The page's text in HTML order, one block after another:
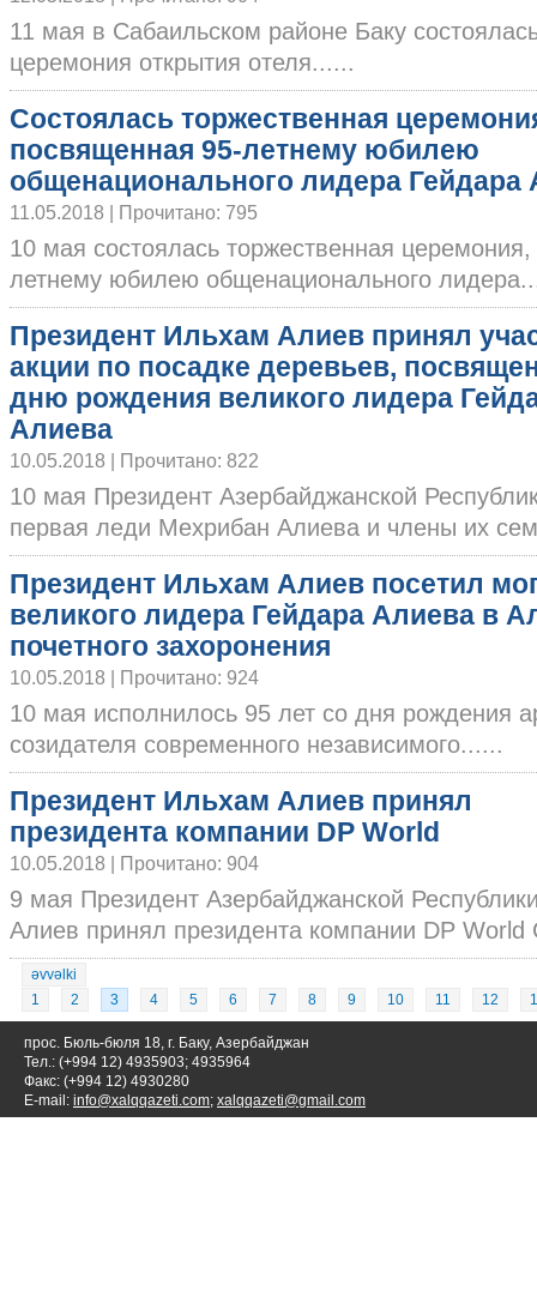
11 мая в Сабаильском районе Баку
церемония открытия отеля......
Состоялась торжественная
посвященная 95-летнему юбилею
общенационального лидера Гейдара
11.05.2018 | Прочитано: 795
10 мая состоялась торжественная
летнему юбилею общенационального
Президент Ильхам Алиев принял
акции по посадке деревьев,
дню рождения великого лидера
Алиева
10.05.2018 | Прочитано: 822
10 мая Президент Азербайджанской
первая леди Мехрибан Алиева и члены их
Президент Ильхам Алиев посетил
великого лидера Гейдара Алиева в
почетного захоронения
10.05.2018 | Прочитано: 924
10 мая исполнилось 95 лет со дня рождения
созидателя современного независимого......
Президент Ильхам Алиев принял
президента компании DP World
10.05.2018 | Прочитано: 904
9 мая Президент Азербайджанской
Алиев принял президента компании DP World
əvvəlki
1
2 3 4 5 6 7 8 9 10 11 12
прос. Бюль-бюля 18, г. Баку, Азербайджан
Тел.: (+994 12) 4935903; 4935964
Факс: (+994 12) 4930280
E-mail: info@xalqqazeti.com; xalqqazeti@gmail.com